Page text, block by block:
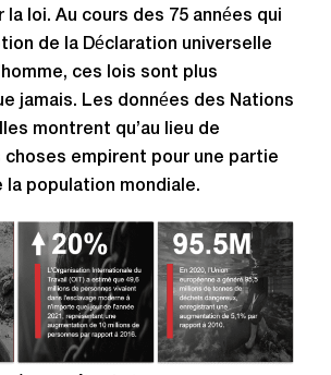
loi. Au cours des 75 années qui
de la Déclaration universelle
ces lois sont plus
jamais. Les données des Nations
montrent qu’au lieu de
choses empirent pour une partie
la population mondiale.